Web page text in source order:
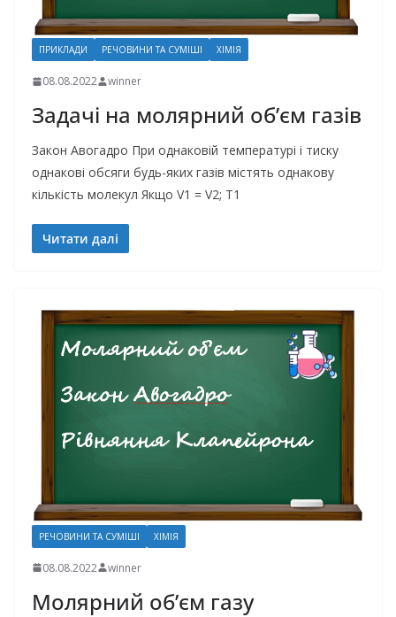
ПРИКЛАДИ РЕЧОВИНИ ТА СУМІШІ ХІМІЯ
08.08.2022 winner
Задачі на молярний об’єм газів
Закон Авогадро При однаковій температурі і тиску
однакові обсяги будь-яких газів містять однакову
кількість молекул Якщо V1 = V2; T1
Читати далі
РЕЧОВИНИ ТА СУМІШІ ХІМІЯ
08.08.2022 winner
Молярний об’єм газу